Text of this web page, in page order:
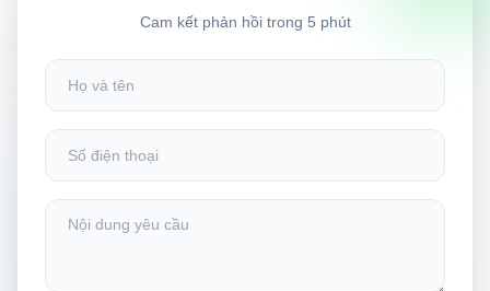
Cam kết phản hồi trong 5 phút